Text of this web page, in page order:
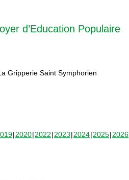
d’Education Populaire
Gripperie Saint Symphorien
2020 2022 2023 2024 2025 2026